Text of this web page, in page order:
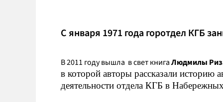
С января 1971 года горотдел КГБ
В 2011 году вышла в свет книгаЛюдмилы
в которой авторы рассказали историю
деятельности отдела КГБ в